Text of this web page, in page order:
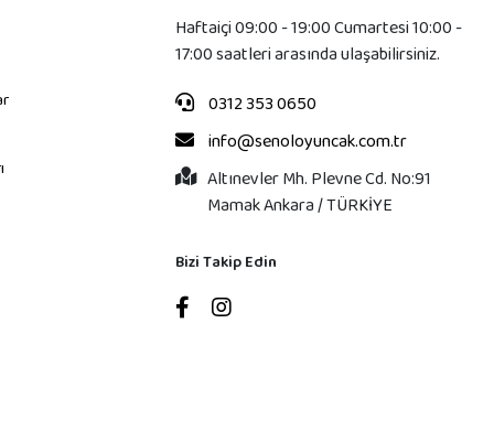
Haftaiçi 09:00 - 19:00 Cumartesi 10:00 -
17:00 saatleri arasında ulaşabilirsiniz.
0312 353 0650
info@senoloyuncak.com.tr
Altınevler Mh. Plevne Cd. No:91
Mamak Ankara / TÜRKİYE
Bizi Takip Edin